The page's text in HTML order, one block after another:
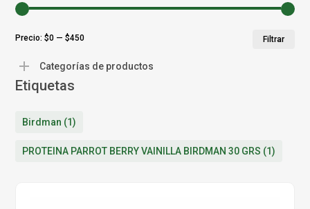
Filtrar
Precio:$0 —$450
Categorías de productos
Etiquetas
Birdman (1)
PROTEINA PARROT BERRY VAINILLA BIRDMAN 30 GRS (1)